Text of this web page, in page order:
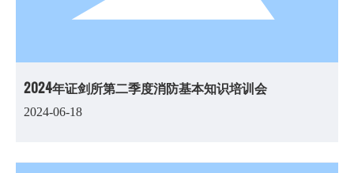
2024年证剑所第二季度消防基本知识培训会
2024-06-18